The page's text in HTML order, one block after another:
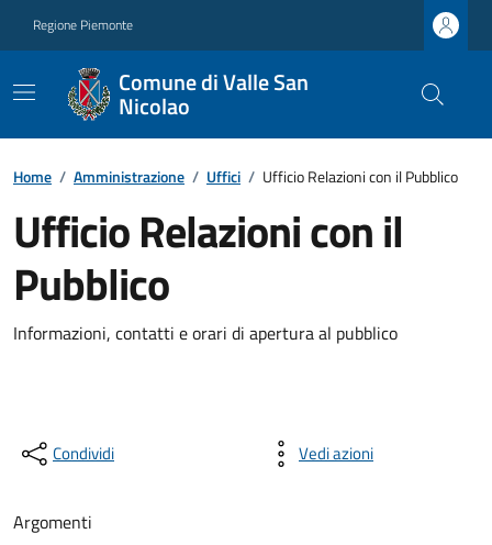
Regione Piemonte
Comune di Valle San
Nicolao
Home / Amministrazione / Uffici / Ufficio Relazioni con il Pubblico
Ufficio Relazioni con il
Pubblico
Informazioni, contatti e orari di apertura al pubblico
Condividi Vedi azioni
Argomenti